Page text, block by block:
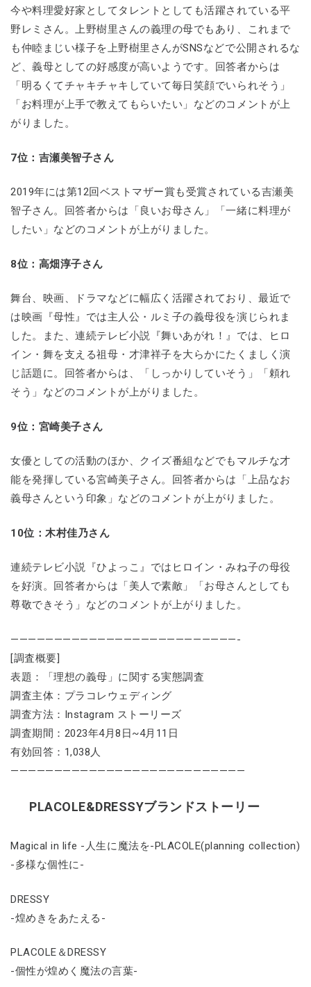
今や料理愛好家としてタレントとしても活躍されている平
野レミさん。上野樹里さんの義理の母でもあり、これまで
も仲睦まじい様子を上野樹里さんがSNSなどで公開されるな
ど、義母としての好感度が高いようです。回答者からは
「明るくてチャキチャキしていて毎日笑顔でいられそう」
「お料理が上手で教えてもらいたい」などのコメントが上
がりました。
7位：吉瀬美智子さん
2019年には第12回ベストマザー賞も受賞されている吉瀬美
智子さん。回答者からは「良いお母さん」「一緒に料理が
したい」などのコメントが上がりました。
8位：高畑淳子さん
舞台、映画、ドラマなどに幅広く活躍されており、最近で
は映画『母性』では主人公・ルミ子の義母役を演じられま
した。また、連続テレビ小説『舞いあがれ！』では、ヒロ
イン・舞を支える祖母・才津祥子を大らかにたくましく演
じ話題に。回答者からは、「しっかりしていそう」「頼れ
そう」などのコメントが上がりました。
9位：宮崎美子さん
女優としての活動のほか、クイズ番組などでもマルチな才
能を発揮している宮崎美子さん。回答者からは「上品なお
義母さんという印象」などのコメントが上がりました。
10位：木村佳乃さん
連続テレビ小説『ひよっこ』ではヒロイン・みね子の母役
を好演。回答者からは「美人で素敵」「お母さんとしても
尊敬できそう」などのコメントが上がりました。
——————————————————————————-
[調査概要]
表題：「理想の義母」に関する実態調査
調査主体：プラコレウェディング
調査方法：Instagram ストーリーズ
調査期間：2023年4月8日~4月11日
有効回答：1,038人
———————————————————————————
PLACOLE&DRESSYブランドストーリー
Magical in life -人生に魔法を-PLACOLE(planning collection)
-多様な個性に-
DRESSY
-煌めきをあたえる-
PLACOLE＆DRESSY
-個性が煌めく魔法の言葉-